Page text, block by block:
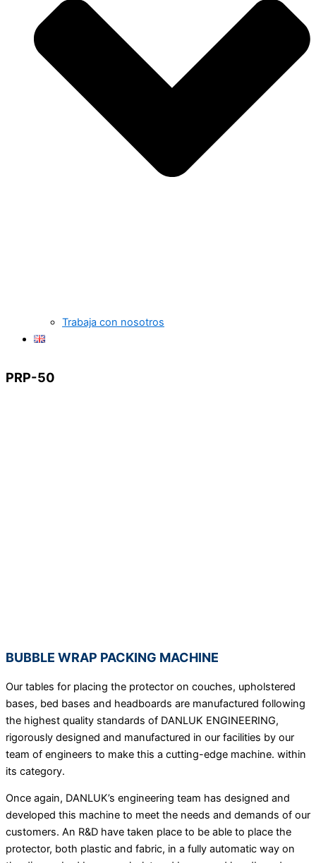
Trabaja con nosotros
PRP-50
BUBBLE WRAP PACKING MACHINE
Our tables for placing the protector on couches, upholstered
bases, bed bases and headboards are manufactured following
the highest quality standards of DANLUK ENGINEERING,
rigorously designed and manufactured in our facilities by our
team of engineers to make this a cutting-edge machine. within
its category.
Once again, DANLUK’s engineering team has designed and
developed this machine to meet the needs and demands of our
customers. An R&D have taken place to be able to place the
protector, both plastic and fabric, in a fully automatic way on